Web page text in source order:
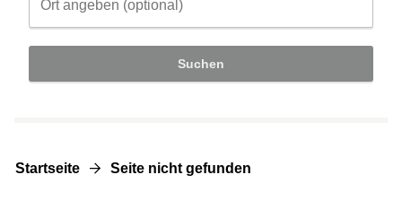
Suchen
Startseite Seite nicht gefunden